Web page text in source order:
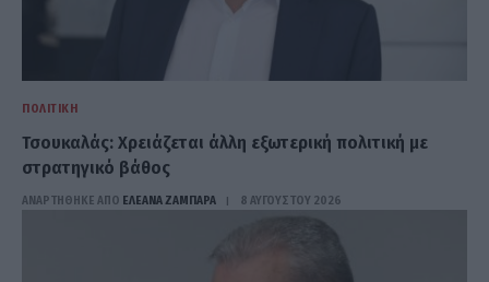
ΠΟΛΙΤΙΚΉ
Τσουκαλάς: Xρειάζεται άλλη εξωτερική πολιτική με
στρατηγικό βάθος
ΑΝΑΡΤΗΘΗΚΕ ΑΠΟ ΕΛΕΑΝΑ ΖΑΜΠΑΡΑ 8 ΑΥΓΟΎΣΤΟΥ 2026